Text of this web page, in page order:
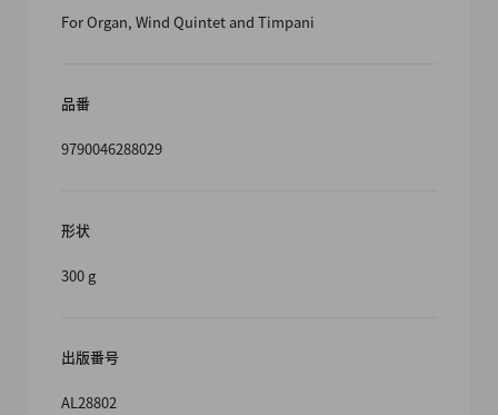
For Organ, Wind Quintet and Timpani
品番
9790046288029
形状
300 g
出版番号
AL28802